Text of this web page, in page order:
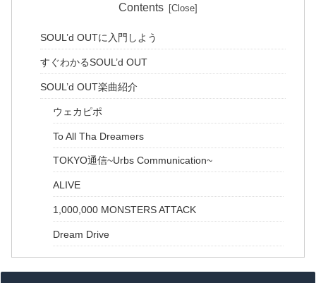
Contents
SOUL’d OUTに入門しよう
すぐわかるSOUL’d OUT
SOUL’d OUT楽曲紹介
ウェカピポ
To All Tha Dreamers
TOKYO通信~Urbs Communication~
ALIVE
1,000,000 MONSTERS ATTACK
Dream Drive